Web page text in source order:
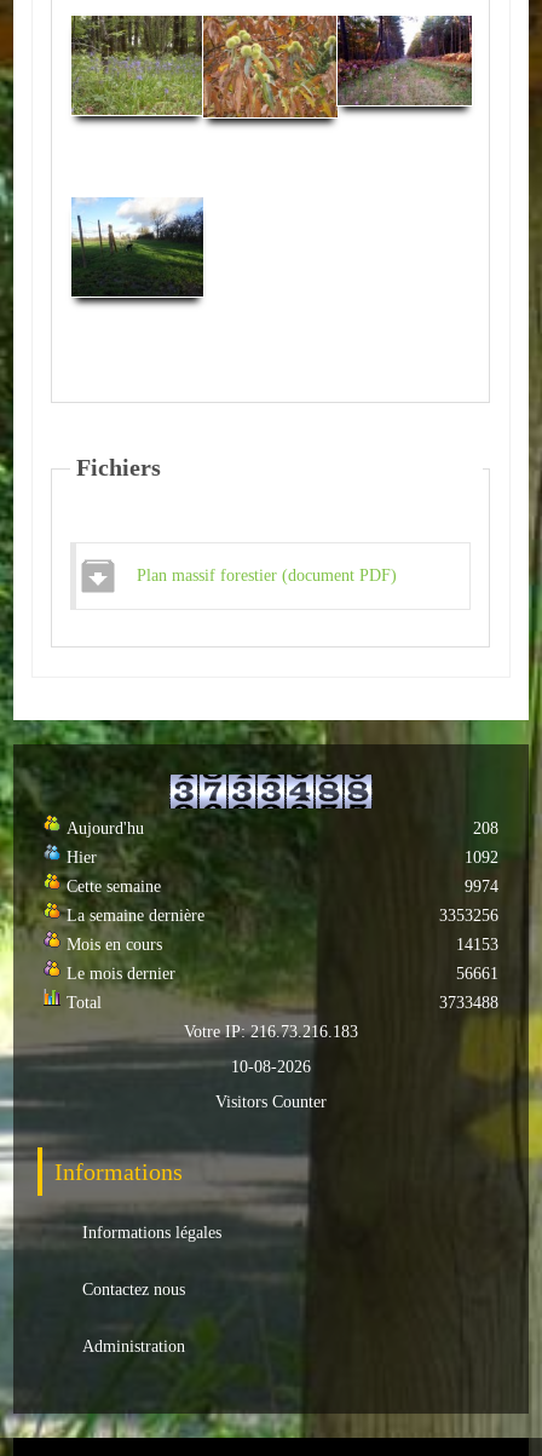
Ecole privée
ASSOCIATIONS
Loisirs et animations
Services
Culturelles
Autres
ENTREPRISES
Capitale du chrysanthème
Nos entreprises
Transports
Commerces
Hotels/Restaurants
Garages
Loisirs
Batiments/TP
Services
ENVIRONNEMENT
Actualités
Fichiers
Plan massif forestier (document PDF)
Aujourd'hu
Hier
Cette semaine
La semaine dernière
Mois en cours
Le mois dernier
Total
208
1092
9974
3353256
14153
56661
3733488
Votre IP: 216.73.216.183
10-08-2026
Visitors Counter
Informations
Informations légales
Contactez nous
Administration